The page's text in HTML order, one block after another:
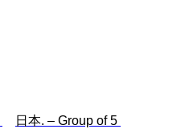
日本. – Group of 5